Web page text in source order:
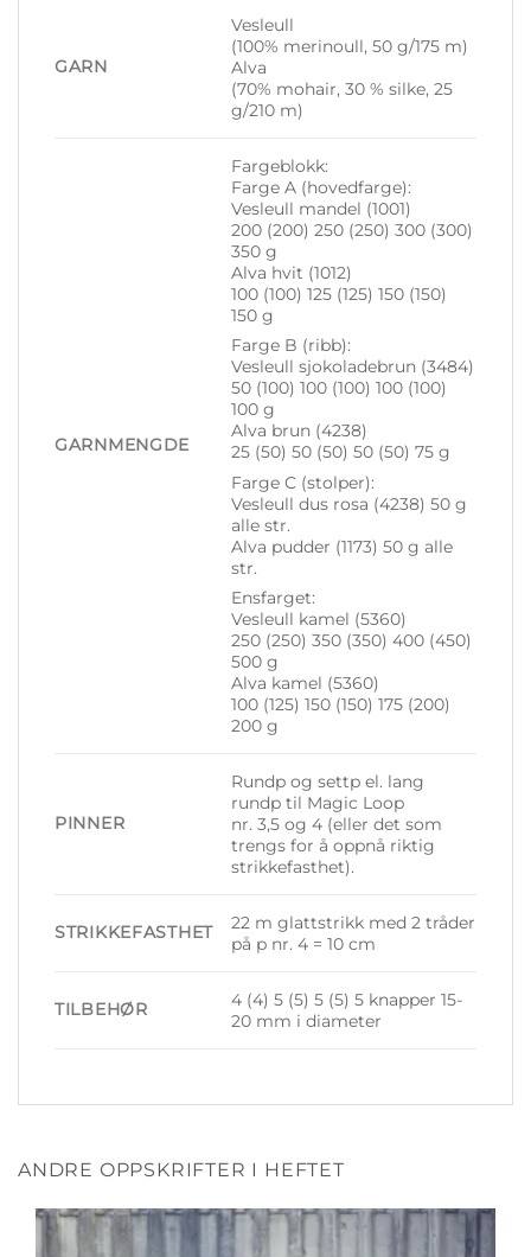
GARN
Vesleull
(100% merinoull, 50 g/175 m)
Alva
(70% mohair, 30 % silke, 25
g/210 m)
GARNMENGDE
Fargeblokk:
Farge A (hovedfarge):
Vesleull mandel (1001)
200 (200) 250 (250) 300 (300)
350 g
Alva hvit (1012)
100 (100) 125 (125) 150 (150)
150 g
Farge B (ribb):
Vesleull sjokoladebrun (3484)
50 (100) 100 (100) 100 (100)
100 g
Alva brun (4238)
25 (50) 50 (50) 50 (50) 75 g
Farge C (stolper):
Vesleull dus rosa (4238) 50 g
alle str.
Alva pudder (1173) 50 g alle
str.
Ensfarget:
Vesleull kamel (5360)
250 (250) 350 (350) 400 (450)
500 g
Alva kamel (5360)
100 (125) 150 (150) 175 (200)
200 g
PINNER
Rundp og settp el. lang
rundp til Magic Loop
nr. 3,5 og 4 (eller det som
trengs for å oppnå riktig
strikkefasthet).
STRIKKEFASTHET
22 m glattstrikk med 2 tråder
på p nr. 4 = 10 cm
TILBEHØR
4 (4) 5 (5) 5 (5) 5 knapper 15-
20 mm i diameter
ANDRE OPPSKRIFTER I HEFTET